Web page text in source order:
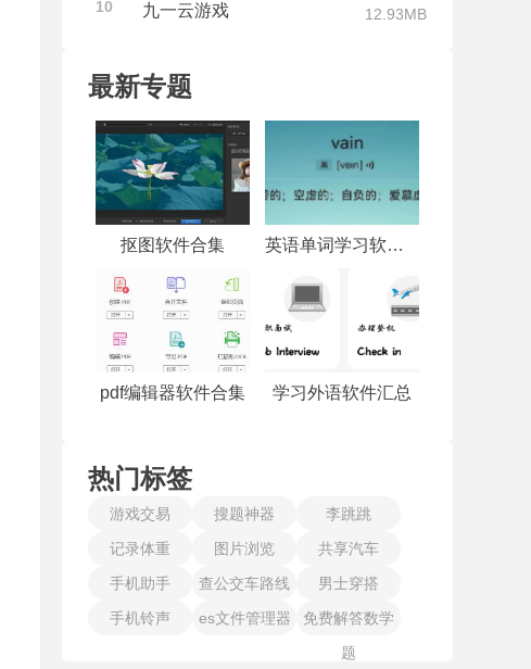
10
九一云游戏 12.93MB
最新专题
抠图软件合集 英语单词学习软件合集
pdf编辑器软件合集 学习外语软件汇总
热门标签
游戏交易 搜题神器
李跳跳
记录体重
图片浏览
共享汽车
手机助手
查公交车路线
男士穿搭
手机铃声
es文件管理器
免费解答数学
题